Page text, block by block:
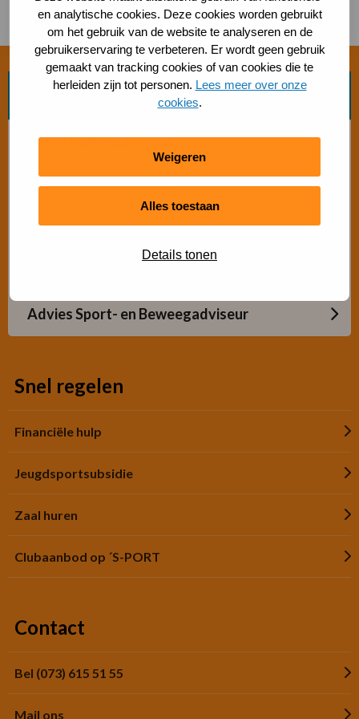
en analytische cookies. Deze cookies worden gebruikt
om het gebruik van de website te analyseren en de
gebruikerservaring te verbeteren. Er wordt geen gebruik
gemaakt van tracking cookies of van cookies die te
herleiden zijn tot personen. Lees meer over onze
cookies.
Weigeren
Alles toestaan
Details tonen
Zoek beweegvorm
Bosch beweegaanbod
Sporten met beperking
Beweegaanbod 50+
Advies Sport- en Beweegadviseur
Snel regelen
Financiële hulp
Jeugdsportsubsidie
Zaal huren
Clubaanbod op ´S-PORT
Contact
Bel (073) 615 51 55
Mail ons